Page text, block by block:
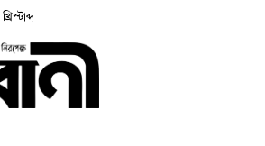
খ্রিস্টাব্দ